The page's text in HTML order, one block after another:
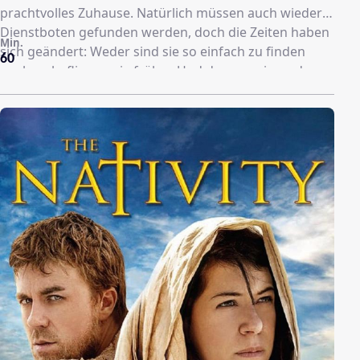
prachtvolles Zuhause. Natürlich müssen auch wieder
Dienstboten gefunden werden, doch die Zeiten haben
sich geändert: Weder sind sie so einfach zu finden
noch so beflissen wie früher. Und der grassierende
Faschismus sorgt für so manches Zerwürfnis.
60
Min.